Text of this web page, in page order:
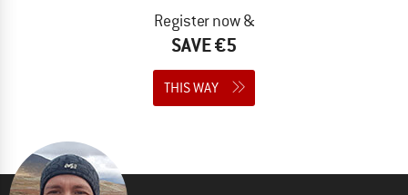
Register now &
SAVE €5
THIS WAY